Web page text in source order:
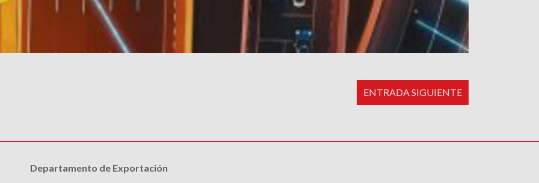
ENTRADA SIGUIENTE
Departamento de Exportación